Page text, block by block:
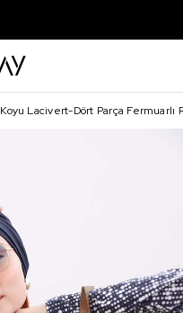
Koyu Lacivert-Dört Parça Fermuarlı